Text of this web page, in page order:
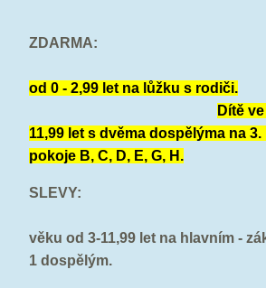
od 0 - 2,99 let na lůžku s rodiči.
Dítě
11,99 let s dvěma dospělýma na
pokoje B, C, D, E, G, H.
20 % =
věku od 3-11,99 let na hlavním -
1 dospělým.